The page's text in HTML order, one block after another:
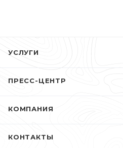
УСЛУГИ
ПРЕСС-ЦЕНТР
КОМПАНИЯ
КОНТАКТЫ